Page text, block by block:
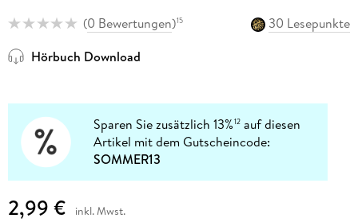
(0 Bewertungen)15
30 Lesepunkte
Hörbuch Download
Sparen Sie zusätzlich 13%12 auf diesen
Artikel mit dem Gutscheincode:
SOMMER13
2,99 € inkl. Mwst.